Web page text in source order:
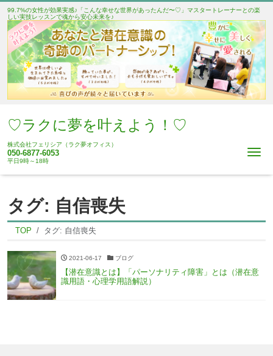
99.7%の女性が効果実感♪「こんな幸せな世界があったんだ〜♡」マスタートレーナーとの楽
しい実技レッスンで魂から安心未来を♪
♡ラクに夢を叶えよう！♡
株式会社フェリシア（ラク夢オフィス）
050-6877-6053
平日9時～18時
タグ: 自信喪失
TOP タグ: 自信喪失
2021-06-17 ブログ
【潜在意識とは】「パーソナリティ障害」とは（潜在意
識用語・心理学用語解説）